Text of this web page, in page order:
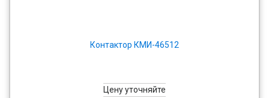
Контактор КМИ-46512
Цену уточняйте